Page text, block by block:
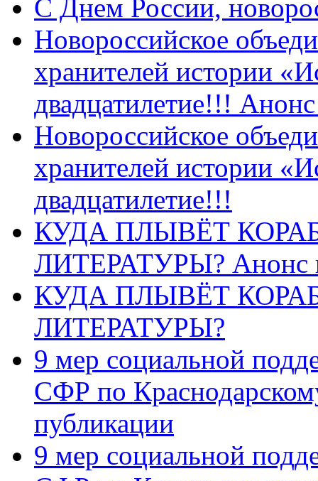
C Днем России,
Новороссийское
хранителей истории
двадцатилетие!!!
Новороссийское
хранителей истории
двадцатилетие!!!
КУДА ПЛЫВЁТ
ЛИТЕРАТУРЫ? Анонс
КУДА ПЛЫВЁТ
ЛИТЕРАТУРЫ?
9 мер социальной
СФР по
публикации
9 мер социальной